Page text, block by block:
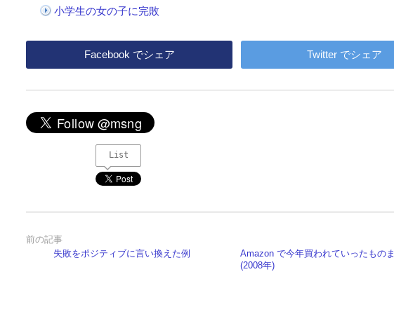
小学生の女の子に完敗
Facebook でシェア Twitterでシェア
List
失敗をポジティブに言い換えた例
Amazon で今年買われていったもの
(2008年)